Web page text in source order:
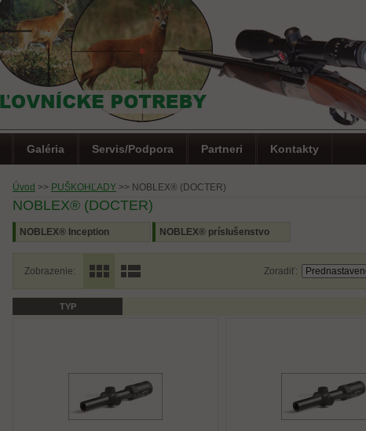
Úvod >> PUŠKOHĽADY >> NOBLEX® (DOCTER)
NOBLEX® (DOCTER)
NOBLEX® Inception NOBLEX® príslušenstvo
Zobrazenie: Zoradiť:
TYPLetná akcia
Galéria Servis/Podpora Partneri Kontakty